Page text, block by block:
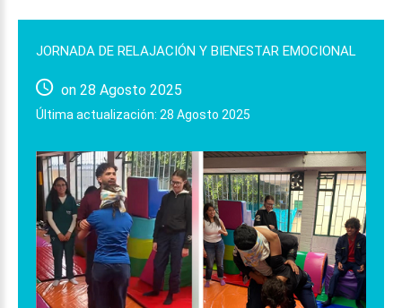
JORNADA DE RELAJACIÓN Y BIENESTAR EMOCIONAL
on 28 Agosto 2025
Última actualización: 28 Agosto 2025